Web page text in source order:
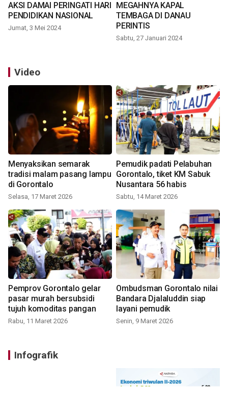
AKSI DAMAI PERINGATI HARI
PENDIDIKAN NASIONAL
Jumat, 3 Mei 2024
MEGAHNYA KAPAL
TEMBAGA DI DANAU
PERINTIS
Sabtu, 27 Januari 2024
Video
Menyaksikan semarak
tradisi malam pasang lampu
di Gorontalo
Selasa, 17 Maret 2026
Pemudik padati Pelabuhan
Gorontalo, tiket KM Sabuk
Nusantara 56 habis
Sabtu, 14 Maret 2026
Pemprov Gorontalo gelar
pasar murah bersubsidi
tujuh komoditas pangan
Rabu, 11 Maret 2026
Ombudsman Gorontalo nilai
Bandara Djalaluddin siap
layani pemudik
Senin, 9 Maret 2026
Infografik